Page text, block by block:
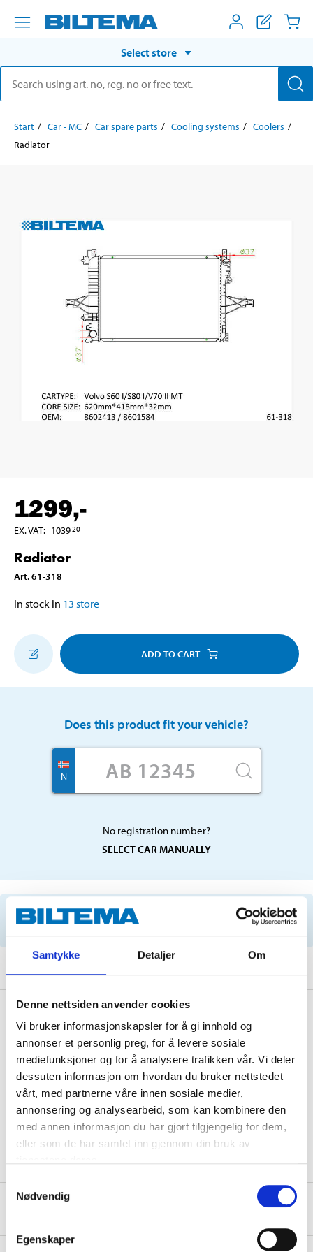
Samtykke Detaljer Om
Denne nettsiden anvender cookies
Vi bruker informasjonskapsler for å gi innhold og
annonser et personlig preg, for å levere sosiale
mediefunksjoner og for å analysere trafikken vår. Vi deler
dessuten informasjon om hvordan du bruker nettstedet
vårt, med partnerne våre innen sosiale medier,
annonsering og analysearbeid, som kan kombinere den
med annen informasjon du har gjort tilgjengelig for dem,
eller som de har samlet inn gjennom din bruk av
Samtykkevalg
Nødvendig
Egenskaper
Select store
Start Car - MC Car spare parts Cooling systems
Coolers
Radiator
1299,-
EX. VAT: 103920
Radiator
Art.61-318
In stock in 13 store
ADD TO CART
Does this product fit your vehicle?
N
No registration number?
SELECT CAR MANUALLY
Important information when searching for spare
parts by reg. number and service recommendations.
For vehicles with manual transmission. Net
dimensions: 620 x 418 x 32 mm.